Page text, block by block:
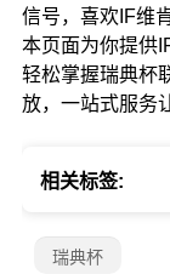
信号，喜欢IF维
本页面为你提供
轻松掌握瑞典杯
放，一站式服务
相关标签:
瑞典杯